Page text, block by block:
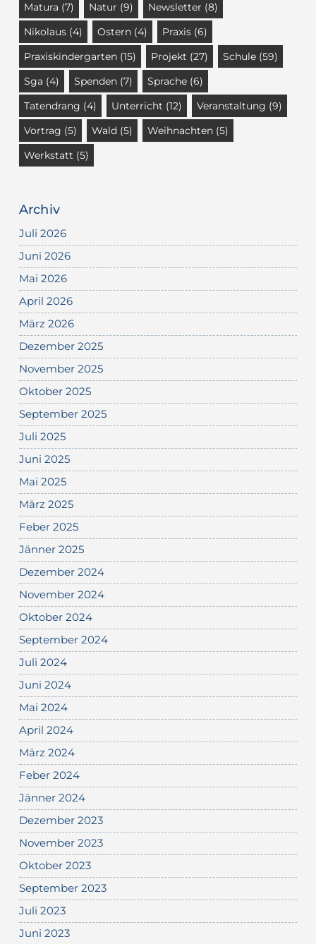
Matura (7) Natur (9) Newsletter (8)
Nikolaus(4) Ostern(4) Praxis(6)
Praxiskindergarten(15) Projekt (27) Schule(59)
Sga (4) Spenden(7) Sprache(6)
Tatendrang (4) Unterricht (12) Veranstaltung (9)
Vortrag (5) Wald (5) Weihnachten(5)
Werkstatt (5)
Archiv
Juli 2026
Juni 2026
Mai 2026
April 2026
März 2026
Dezember 2025
November 2025
Oktober 2025
September 2025
Juli 2025
Juni 2025
Mai 2025
März 2025
Feber 2025
Jänner 2025
Dezember 2024
November 2024
Oktober 2024
September 2024
Juli 2024
Juni 2024
Mai 2024
April 2024
März 2024
Feber 2024
Jänner 2024
Dezember 2023
November 2023
Oktober 2023
September 2023
Juli 2023
Juni 2023